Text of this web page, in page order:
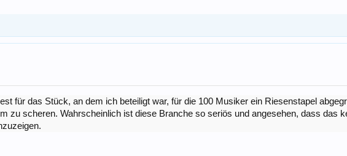
für das Stück, an dem ich beteiligt war, für die 100 Musiker ein Riesenstapel
zu scheren. Wahrscheinlich ist diese Branche so seriös und angesehen, dass das